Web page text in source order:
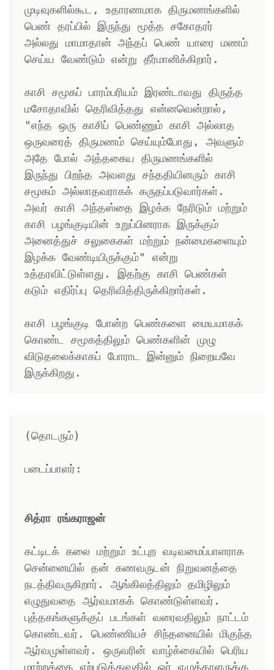
முடிவுகளில்கூட, உதாரணமாக திருமணங்களில்
பெண் தரப்பில் இருந்து மூத்த சகோதரர்
அல்லது மாமாதான் அந்தப் பெண் யாரை மணம்
செய்ய வேண்டும் என்று தீர்மானிக்கிறார்.
காசி சமூகப் பாரம்பரியம் இரண்டாவது திருத்த
மசோதாவில் தெரிவித்தது என்னவென்றால்,
"எந்த ஒரு காசிப் பெண்ணும் காசி அல்லாத
ஒருவரைத் திருமணம் செய்யும்போது, அவளும்
அதே போல் அத்தகைய திருமணங்களில்
இருந்து பிறந்த அவளது சந்ததியினரும் காசி
சமூகம் அல்லாதவராகக் கருதப்படுவார்கள்.
அவர் காசி அந்தஸ்தை இழக்க நேரிடும் மற்றும்
காசி பழங்குடியின் உறுப்பினராக இருக்கும்
அனைத்துச் சலுகைகள் மற்றும் நன்மைகளையும்
இழக்க வேண்டியிருக்கும்" என்று
உத்தரவிட்டுள்ளது. இதற்கு காசி பெண்கள்
கடும் எதிர்ப்பு தெரிவித்திருக்கிறார்கள்.
காசி பழங்குடி போன்ற பெண்களை மையமாகக்
கொண்ட சமூகத்திலும் பெண்களின் முழு
விடுதலைக்காகப் போராட இன்னும் நிறையவே
இருக்கிறது.
(தொடரும்)
படைப்பாளர்:
சித்ரா ரங்கராஜன்
கட்டிடக் கலை மற்றும் உட்புற வடிவமைப்பாளராக
சென்னையில் தன் கணவருடன் நிறுவனத்தை
நடத்திவருகிறார். ஆங்கிலத்திலும் தமிழிலும்
எழுதுவதை ஆர்வமாகக் கொண்டுள்ளவர்.
புத்தகங்களுக்குப் படங்கள் வரைவதிலும் நாட்டம்
கொண்டவர். பெண்ணியச் சிந்தனையில் மிகுந்த
ஆர்வமுள்ளவர். ஒருவரின் வாழ்க்கையில் பெரிய
மாற்றத்தை ஏற்படுத்துவதில் ஓர் எழுத்தாளருக்கு